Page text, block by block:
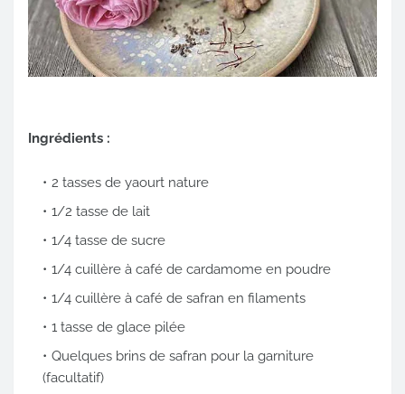
Ingrédients :
2 tasses de yaourt nature
1/2 tasse de lait
1/4 tasse de sucre
1/4 cuillère à café de cardamome en poudre
1/4 cuillère à café de safran en filaments
1 tasse de glace pilée
Quelques brins de safran pour la garniture
(facultatif)